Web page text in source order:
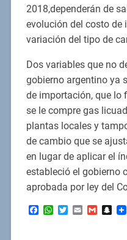
2018,dependerán de
evolución del costo de
variación del tipo de
Dos variables que no
gobierno argentino ya
de importación, que lo
se le compre gas
plantas locales y
de cambio que se
en lugar de aplicar el
estableció el gobierno
aprobada por ley del
Facebook
WhatsApp
Twitter
EmailGmail